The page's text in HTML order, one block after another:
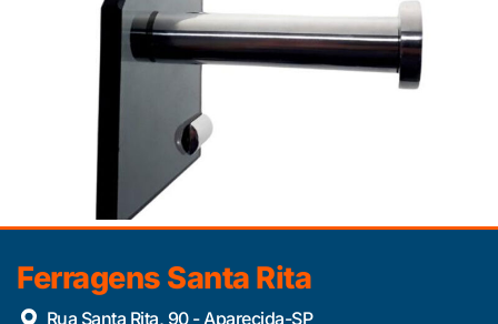
Ferragens Santa Rita
Rua Santa Rita, 90 - Aparecida-SP